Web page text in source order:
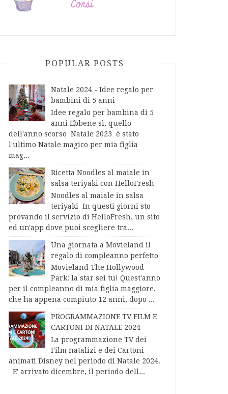
POPULAR POSTS
Natale 2024 - Idee regalo per
bambini di 5 anni
Idee regalo per bambina di 5
anni Ebbene sì, quello
dell'anno scorso Natale 2023 è stato
l'ultimo Natale magico per mia figlia
mag...
Ricetta Noodles al maiale in
salsa teriyaki con HelloFresh
Noodles al maiale in salsa
teriyaki In questi giorni sto
provando il servizio di HelloFresh, un sito
ed un'app dove puoi scegliere tra...
Una giornata a Movieland il
regalo di compleanno perfetto
Movieland The Hollywood
Park: la star sei tu! Quest'anno
per il compleanno di mia figlia maggiore,
che ha appena compiuto 12 anni, dopo ...
PROGRAMMAZIONE TV FILM E
CARTONI DI NATALE 2024
La programmazione TV dei
Film natalizi e dei Cartoni
animati Disney nel periodo di Natale 2024.
E' arrivato dicembre, il periodo dell...